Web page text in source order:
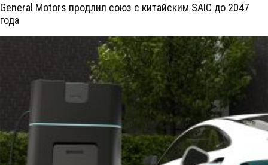
General Motors продлил союз с китайским SAIC до 2047
года